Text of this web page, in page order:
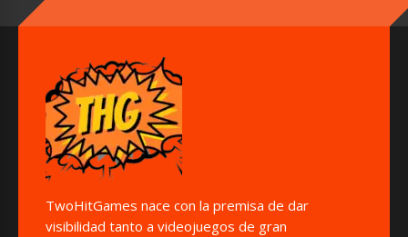
TwoHitGames nace con la premisa de dar
visibilidad tanto a videojuegos de gran